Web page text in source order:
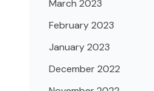
March 2023
February 2023
January 2023
December 2022